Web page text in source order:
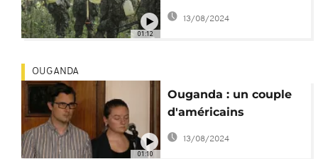
01:12
meurtriers tués
13/08/2024
01:10
OUGANDA
Ouganda : un couple
d'américains
condamné à une
amende
13/08/2024